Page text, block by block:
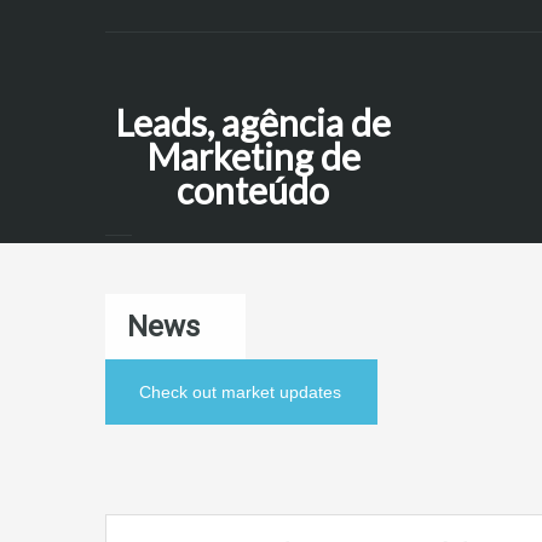
Leads, agência de
Marketing de
conteúdo
News
Check out market updates